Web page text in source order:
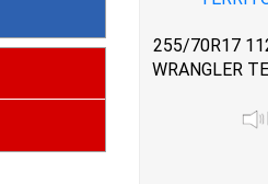
255/70R17
WRANGLER